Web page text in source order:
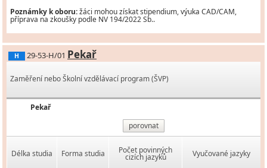
Poznámky k oboru:žáci mohou získat stipendium, výuka CAD/CAM,
příprava na zkoušky podle NV 194/2022 Sb..
H 29-53-H/01 Pekař
Zaměření nebo Školní vzdělávací program (ŠVP)
Pekař
porovnat
Délka studia Forma studia Počet povinných
cizích jazyků Vyučované jazyky